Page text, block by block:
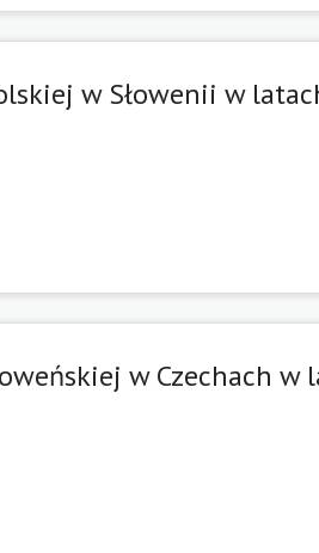
w Słowenii w
w Czechach